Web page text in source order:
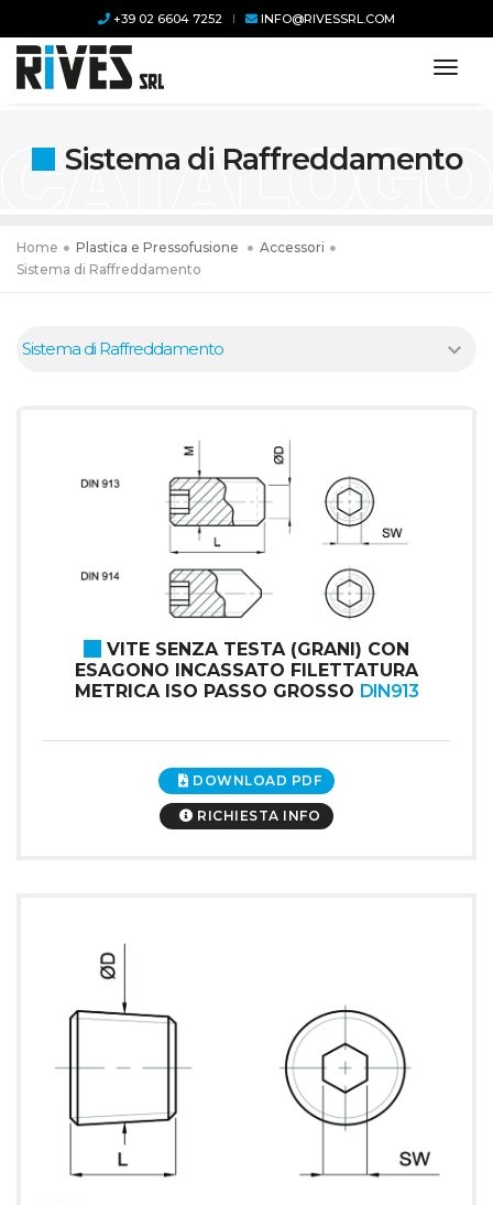
+39 02 6604 7252 INFO@RIVESSRL.COM
Sistema di Raffreddamento
Home Plastica e Pressofusione
Accessori
Sistema di Raffreddamento
VITE SENZA TESTA (GRANI) CON
ESAGONO INCASSATO FILETTATURA
METRICA ISO PASSO GROSSO DIN913
DOWNLOAD PDF
RICHIESTA INFO